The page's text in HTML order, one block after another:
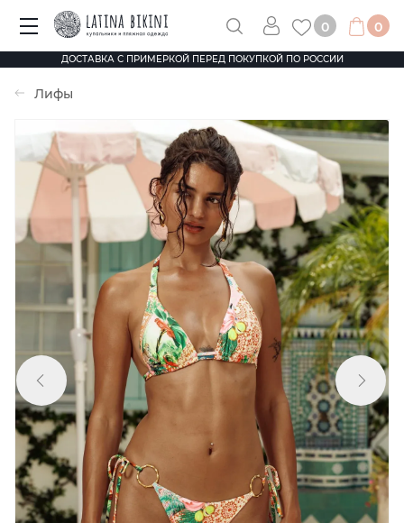
ДОСТАВКА С ПРИМЕРКОЙ ПЕРЕД ПОКУПКОЙ ПО РОССИИ
0 0
Лифы